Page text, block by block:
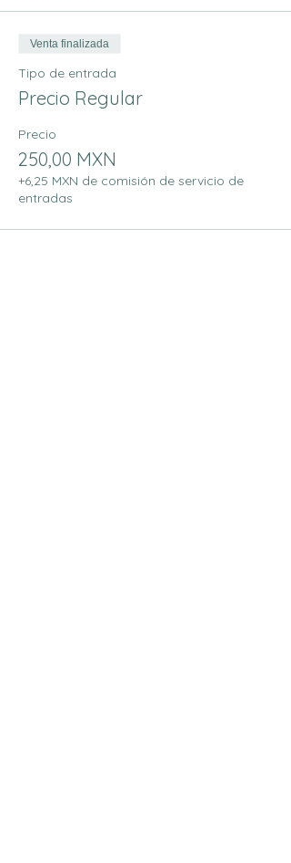
Venta finalizada
Tipo de entrada
Precio Regular
Precio
250,00 MXN
+6,25 MXN de comisión de servicio de
entradas